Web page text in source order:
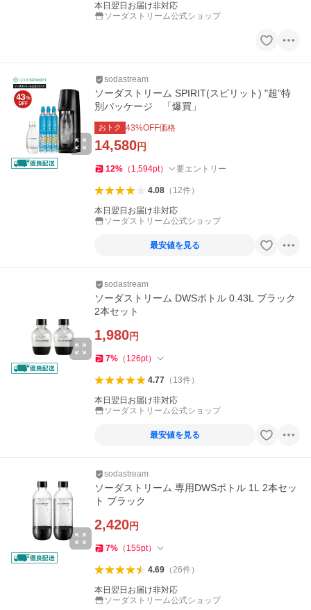
本日翌日お届け非対応
ソーダストリーム公式ショップ
sodastream
ソーダストリーム SPIRIT(スピリット) "超”特
別パッケージ 「爆買」
おトク 43%OFF価格
14,580円
12% （ 1,594pt） 要エントリー
4.08（ 12件）
本日翌日お届け非対応
ソーダストリーム公式ショップ
最安値を見る
sodastream
ソーダストリーム DWSボトル 0.43L ブラック
2本セット
1,980円
7% （ 126pt）
4.77（ 13件）
本日翌日お届け非対応
ソーダストリーム公式ショップ
最安値を見る
sodastream
ソーダストリーム 専用DWSボトル 1L 2本セッ
ト ブラック
2,420円
7% （ 155pt）
4.69（26件）
本日翌日お届け非対応
ソーダストリーム公式ショップ